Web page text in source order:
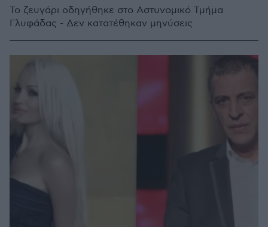
Το ζευγάρι οδηγήθηκε στο Αστυνομικό Τμήμα
Γλυφάδας - Δεν κατατέθηκαν μηνύσεις